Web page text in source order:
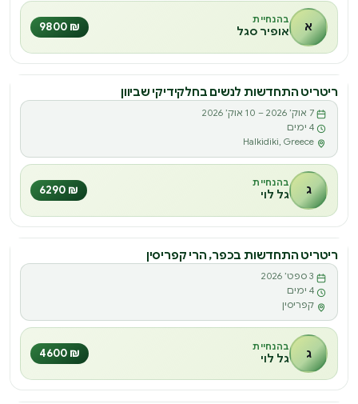
א בהנחיית
אופיר סגל ₪ 9800
ריטריט
ר
ריטריט התחדשות לנשים בחלקידיקי שביוון
7 אוק׳ 2026 – 10 אוק׳ 2026
4 ימים
Halkidiki, Greece
ג בהנחיית
גל לוי ₪ 6290
ריטריט
ר
ריטריט התחדשות בכפר, הרי קפריסין
3 ספט׳ 2026
4 ימים
קפריסין
ג בהנחיית
גל לוי ₪ 4600